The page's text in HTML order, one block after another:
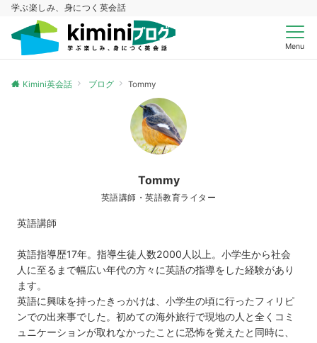
学ぶ楽しみ、身につく英会話
Menu
Kimini英会話 ブログ Tommy
Tommy
英語講師・英語教育ライター
英語講師
英語指導歴17年。指導生徒人数2000人以上。小学生から社会
人に至るまで幅広い年代の方々に英語の指導をした経験があり
ます。
英語に興味を持ったきっかけは、小学生の頃に行ったフィリピ
ンでの出来事でした。初めての海外旅行で現地の人と全くコミ
ュニケーションが取れなかったことに恐怖を覚えたと同時に、